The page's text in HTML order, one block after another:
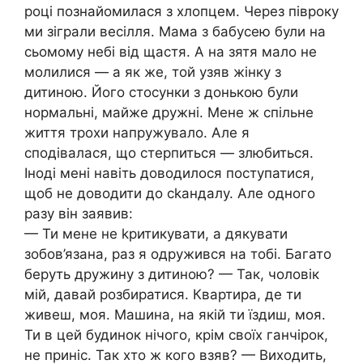
році познайомилася з хлопцем. Через півроку
ми зіграли весілля. Мама з бабусею були на
сьомому небі від щастя. А на зятя мало не
молилися — а як же, той узяв жінку з
дитиною. Його стосунки з донькою були
нормальні, майже дружні. Мене ж спільне
життя трохи напружувало. Але я
сподівалася, що стерпиться — злюбиться.
Іноді мені навіть доводилося поступатися,
щоб не доводити до сkандалу. Але одного
разу він заявив:
— Ти мене не kритикувати, а дякувати
зобов’язана, раз я одружився на тобі. Багато
беруть дружину з дитиною? — Так, чоловік
мій, давай розбиратися. Квартира, де ти
живеш, моя. Машина, на якій ти їздиш, моя.
Ти в цей будинок нічого, крім своїх ганчірок,
не приніс. Так хто ж кого взяв? — Виходить,